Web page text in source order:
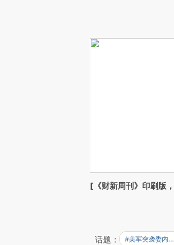
[《财新周刊》印刷版，
话题： #美军突袭委内瑞拉